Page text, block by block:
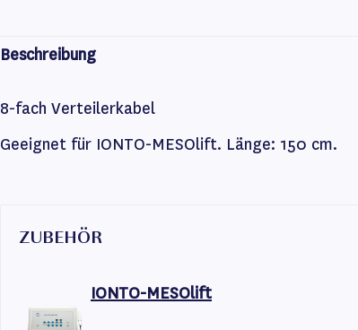
Beschreibung
8-fach Verteilerkabel
Geeignet für IONTO-MESOlift. Länge: 150 cm.
ZUBEHÖR
IONTO-MESOlift